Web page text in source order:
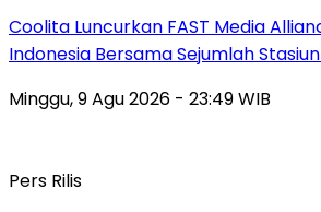
Coolita Luncurkan FAST Media
Indonesia Bersama Sejumlah
Minggu, 9 Agu 2026 - 23:49 WIB
Pers Rilis